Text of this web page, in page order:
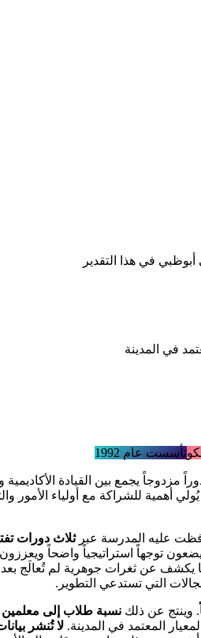
تأسست عام 1992
مزدوجاً يجمع بين القيادة
أهمية للشراكة مع أولياء الأمور
عليه المدرسة عبرثلاث دورات تفتيشية متتالية:
يضعون توجهاً استراتيجياً واضحاً
يكشف عن ثغرات جوهرية لم تُعالَج
التي تستدعي التطوير.
. وينتج عن ذلك نسبة طلاب إلى معلمين
المعتمد في المدينة. لا تُنشر